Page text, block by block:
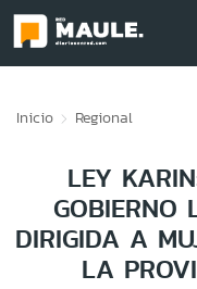
Inicio Regional
LEY
GOBIERNO
DIRIGIDA A
LA